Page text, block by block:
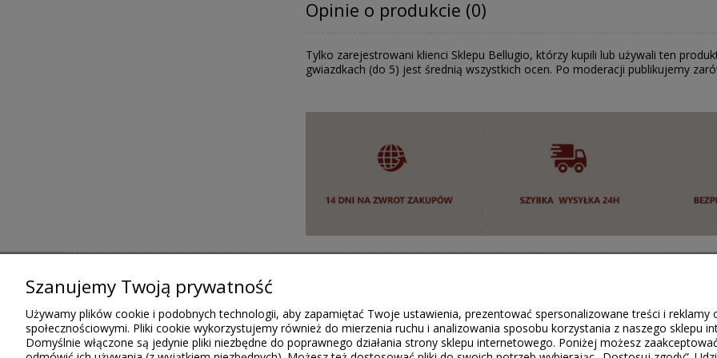
Opinie o produkcie (0)
Tylko zarejestrowani klienci Sklepu Bellugio, którzy kupili lub używali ten
gwiazdkach (do 5) jest średnią wszystkich ocen. Po moderacji publikujemy
Regulamin
Ustawienia plików cookies
Polityka prywatności
Koszt dostawy
Czas realizacji zamówienia
Zwrot, wymiana, reklamacja
Jak kupować?
Kontakt
Przechowalnia
Ustawienia konta
Szanujemy Twoją prywatność
Używamy plików cookie i podobnych technologii, aby zapamiętać Twoje ustawienia, prezentować spersonalizowane treści i
społecznościowymi. Pliki cookie wykorzystujemy również do mierzenia ruchu i analizowania sposobu korzystania z naszego sklepu
Domyślnie włączone są jedynie pliki niezbędne do poprawnego działania strony sklepu internetowego. Poniżej możesz